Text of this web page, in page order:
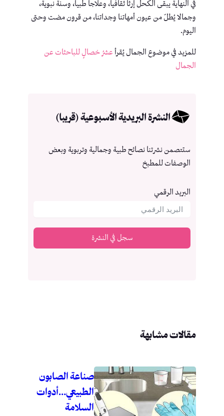
في النهاية يبقى الكحل إرثا ثقافيا، وعلاجا طبيا، وسنة نبوية،
وجمالا يُطلّ من عيون أمهاتنا وجداتنا، من قرون مضت وحتى
اليوم.
للمزيد في موضوع الجمال يُقرأ عشرُ خصالٍ للباحثات عن
الجمال
النشرة البريدية الأسبوعية (قريبا)
ستتصمن نشرتنا نصائح طبية وجمالية وتربوية وبعض
الوصفات للمطبخ
البريد الرقمي
سجل في النشرة
مقالات مشابهة
صناعة الصابون
الطبيعي…أدوات
السلامة